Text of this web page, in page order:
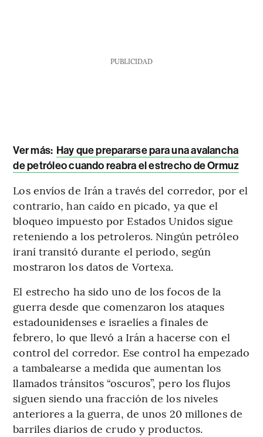
PUBLICIDAD
Ver más: Hay que prepararse para una avalancha
de petróleo cuando reabra el estrecho de Ormuz
Los envíos de Irán a través del corredor, por el
contrario, han caído en picado, ya que el
bloqueo impuesto por Estados Unidos sigue
reteniendo a los petroleros. Ningún petróleo
iraní transitó durante el periodo, según
mostraron los datos de Vortexa.
El estrecho ha sido uno de los focos de la
guerra desde que comenzaron los ataques
estadounidenses e israelíes a finales de
febrero, lo que llevó a Irán a hacerse con el
control del corredor. Ese control ha empezado
a tambalearse a medida que aumentan los
llamados tránsitos “oscuros”, pero los flujos
siguen siendo una fracción de los niveles
anteriores a la guerra, de unos 20 millones de
barriles diarios de crudo y productos.